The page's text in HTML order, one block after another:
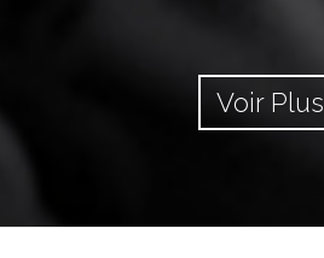
Voir Plus